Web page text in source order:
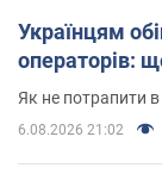
Українцям
операторів:
Як не потрапити
6.08.2026 21:02